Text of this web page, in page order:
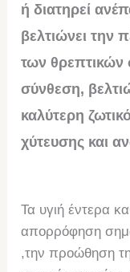
ή διατηρεί
βελτιώνει την
των θρεπτικών
σύνθεση,
καλύτερη
χύτευσης και
Τα υγιή έντερα
απορρόφηση
,την προώθηση